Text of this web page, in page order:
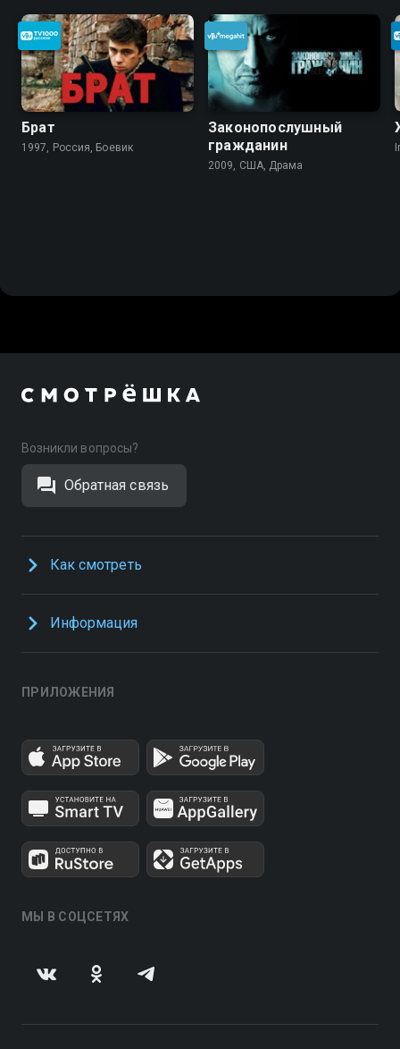
Брат
1997, Россия, Боевик
Законопослушный
гражданин
2009, США, Драма
Возникли вопросы?
Обратная связь
Как смотреть
Информация
ПРИЛОЖЕНИЯ
МЫ В СОЦСЕТЯХ